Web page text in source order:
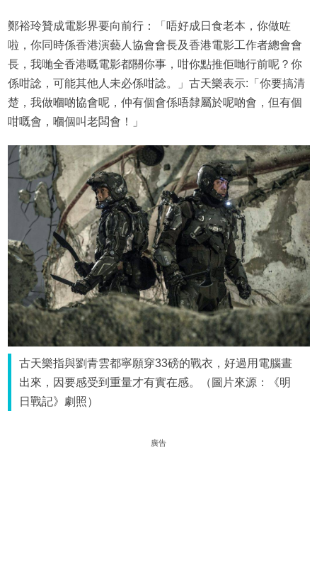
鄭裕玲贊成電影界要向前行：「唔好成日食老本，你做咗
啦，你同時係香港演藝人協會會長及香港電影工作者總會會
長，我哋全香港嘅電影都關你事，咁你點推佢哋行前呢？你
係咁諗，可能其他人未必係咁諗。」古天樂表示:「你要搞清
楚，我做嗰啲協會呢，仲有個會係唔隸屬於呢啲會，但有個
咁嘅會，嗰個叫老闆會！」
古天樂指與劉青雲都寧願穿33磅的戰衣，好過用電腦晝
出來，因要感受到重量才有實在感。（圖片來源：《明
日戰記》劇照）
廣告